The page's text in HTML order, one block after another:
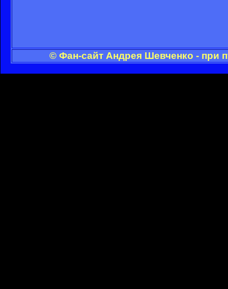
© Фан-сайт Андрея Шевченко - при